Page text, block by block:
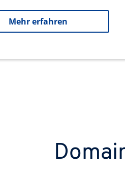
Mehr erfahren